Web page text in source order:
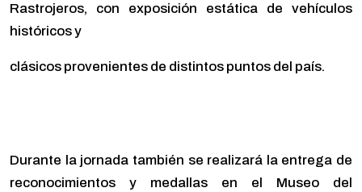
Rastrojeros, con exposición estática de vehículos
históricos y
clásicos provenientes de distintos puntos del país.
Durante la jornada también se realizará la entrega de
reconocimientos y medallas en el Museo del